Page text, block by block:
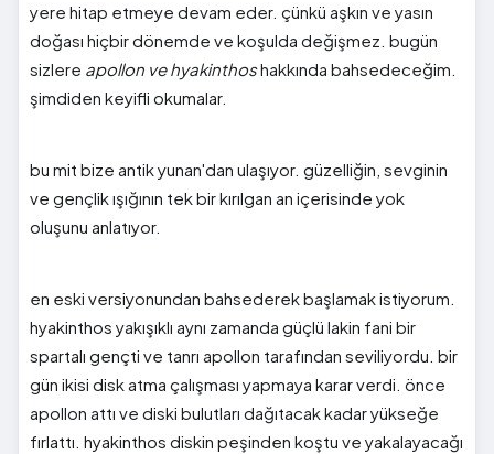
yere hitap etmeye devam eder. çünkü aşkın ve yasın
doğası hiçbir dönemde ve koşulda değişmez. bugün
sizlere apollon ve hyakinthoshakkında bahsedeceğim.
şimdiden keyifli okumalar.
bu mit bize antik yunan'dan ulaşıyor. güzelliğin, sevginin
ve gençlik ışığının tek bir kırılgan an içerisinde yok
oluşunu anlatıyor.
en eski versiyonundan bahsederek başlamak istiyorum.
hyakinthos yakışıklı aynı zamanda güçlü lakin fani bir
spartalı gençti ve tanrı apollon tarafından seviliyordu. bir
gün ikisi disk atma çalışması yapmaya karar verdi. önce
apollon attı ve diski bulutları dağıtacak kadar yükseğe
fırlattı. hyakinthos diskin peşinden koştu ve yakalayacağı